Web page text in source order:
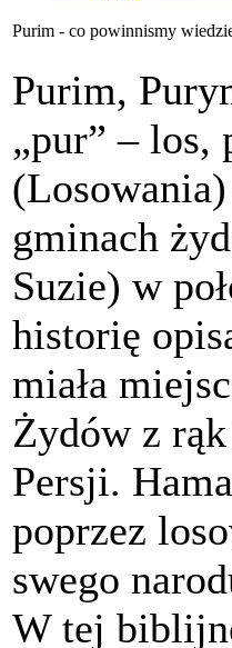
Purim - co powinnismy
Purim,
„pur” – los,
gminach
Suzie) w
historię
miała
Żydów z rąk
Persji.
poprzez
swego
W tej